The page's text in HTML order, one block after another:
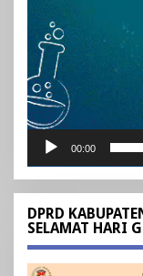
00:00
DPRD
SELAMAT HARI